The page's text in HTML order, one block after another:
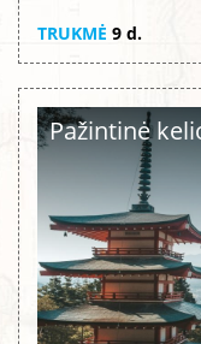
TRUKMĖ 9 d.
Pažintinė